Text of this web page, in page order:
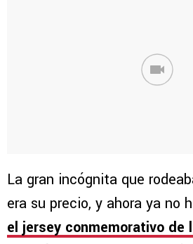
La gran incógnita que
era su precio, y ahora ya no
el jersey conmemorativo de